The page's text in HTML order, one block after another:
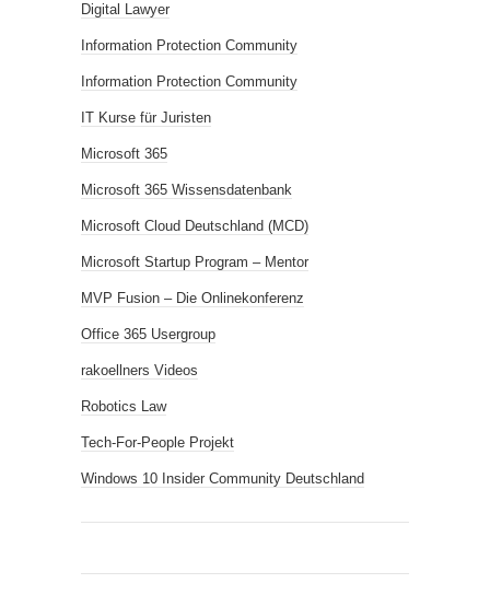
Digital Lawyer
Information Protection Community
Information Protection Community
IT Kurse für Juristen
Microsoft 365
Microsoft 365 Wissensdatenbank
Microsoft Cloud Deutschland (MCD)
Microsoft Startup Program – Mentor
MVP Fusion – Die Onlinekonferenz
Office 365 Usergroup
rakoellners Videos
Robotics Law
Tech-For-People Projekt
Windows 10 Insider Community Deutschland